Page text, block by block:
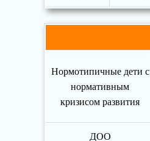
Нормотипичные дети с
нормативным
кризисом развития
ДОО